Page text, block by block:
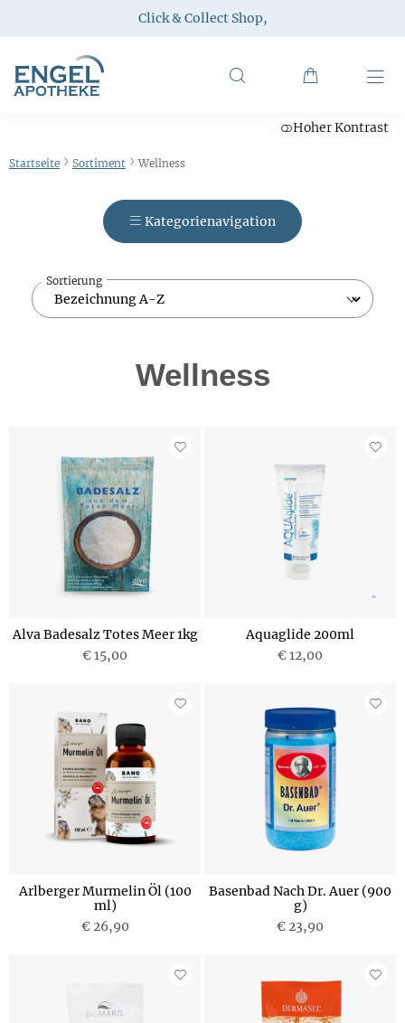
Click & Collect Shop,
Hoher Kontrast
Startseite Sortiment Wellness
Kategorienavigation
Sortierung
Wellness
Alva Badesalz Totes Meer 1kg
€ 15,00
Aquaglide 200ml
€ 12,00
Arlberger Murmelin Öl (100
ml)
€ 26,90
Basenbad Nach Dr. Auer (900
g)
€ 23,90